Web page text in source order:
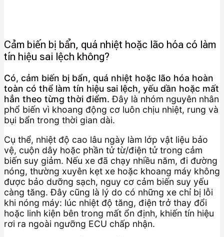
Cảm biến bị bẩn, quá nhiệt hoặc lão hóa có làm
tín hiệu sai lệch không?
Có, cảm biến bị bẩn, quá nhiệt hoặc lão hóa hoàn
toàn có thể làm tín hiệu sai lệch, yếu dần hoặc mất
hẳn theo từng thời điểm. Đây là nhóm nguyên nhân
phổ biến vì khoang động cơ luôn chịu nhiệt, rung và
bụi bẩn trong thời gian dài.
Cụ thể, nhiệt độ cao lâu ngày làm lớp vật liệu bảo
vệ, cuộn dây hoặc phần tử từ/điện tử trong cảm
biến suy giảm. Nếu xe đã chạy nhiều năm, đi đường
nóng, thường xuyên kẹt xe hoặc khoang máy không
được bảo dưỡng sạch, nguy cơ cảm biến suy yếu
càng tăng. Đây cũng là lý do có những xe chỉ bị lỗi
khi nóng máy: lúc nhiệt độ tăng, điện trở thay đổi
hoặc linh kiện bên trong mất ổn định, khiến tín hiệu
rơi ra ngoài ngưỡng ECU chấp nhận.